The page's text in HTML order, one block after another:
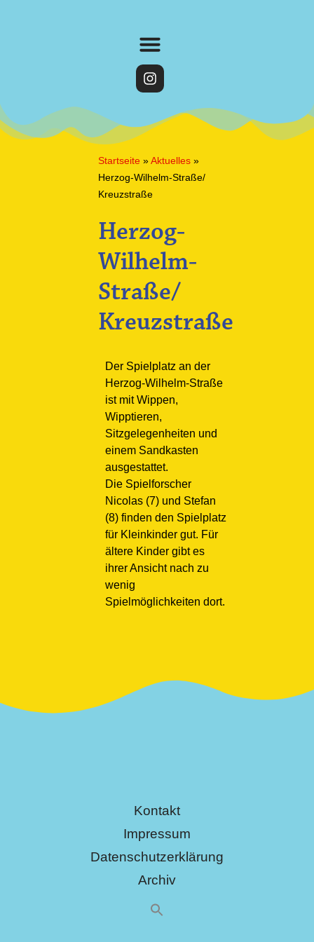
Startseite »Aktuelles »
Herzog-Wilhelm-Straße/
Kreuzstraße
Herzog-
Wilhelm-
Straße/
Kreuzstraße
Der Spielplatz an der
Herzog-Wilhelm-Straße
ist mit Wippen,
Wipptieren,
Sitzgelegenheiten und
einem Sandkasten
ausgestattet.
Die Spielforscher
Nicolas (7) und Stefan
(8) finden den Spielplatz
für Kleinkinder gut. Für
ältere Kinder gibt es
ihrer Ansicht nach zu
wenig
Spielmöglichkeiten dort.
Kontakt
Impressum
Datenschutzerklärung
Archiv